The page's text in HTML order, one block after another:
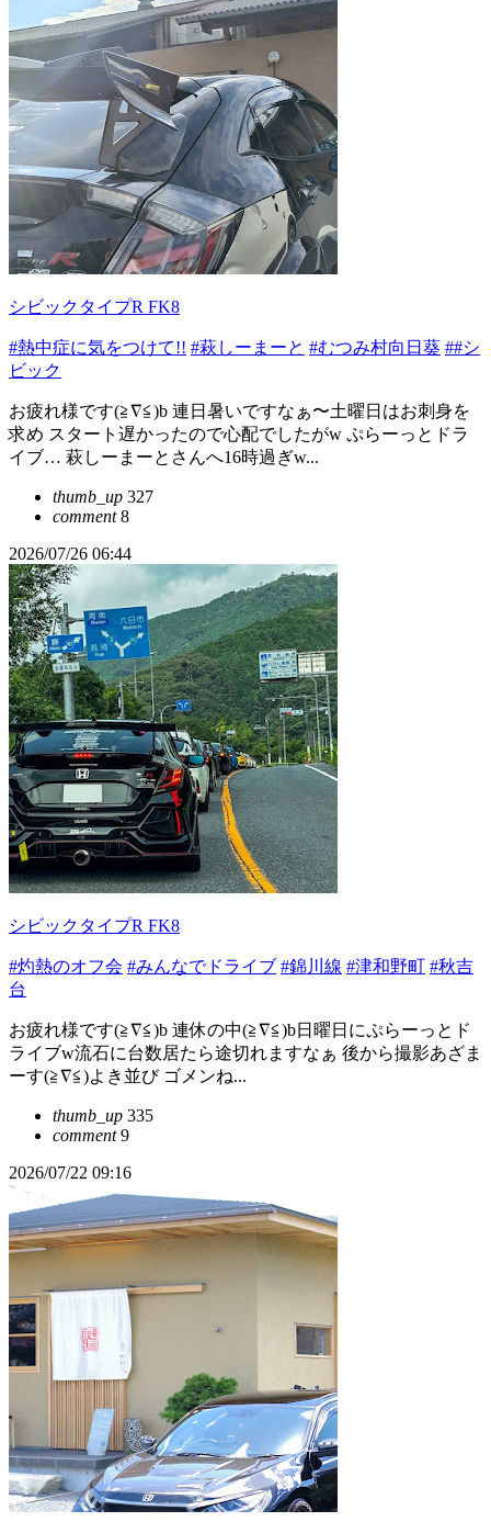
シビックタイプR FK8
#熱中症に気をつけて!! #萩しーまーと #むつみ村向日葵 ##シ
ビック
お疲れ様です(≧∇≦)b 連日暑いですなぁ〜土曜日はお刺身を
求め スタート遅かったので心配でしたがw ぷらーっとドラ
イブ… 萩しーまーとさんへ16時過ぎw...
thumb_up 327
comment8
2026/07/26 06:44
シビックタイプR FK8
#灼熱のオフ会 #みんなでドライブ #錦川線 #津和野町 #秋吉
台
お疲れ様です(≧∇≦)b 連休の中(≧∇≦)b日曜日にぷらーっとド
ライブw流石に台数居たら途切れますなぁ 後から撮影あざま
ーす(≧∇≦)よき並び ゴメンね...
thumb_up 335
comment9
2026/07/22 09:16